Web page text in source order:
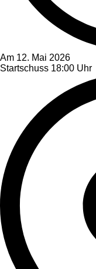
Am 12. Mai 2026
Startschuss 18:00 Uhr